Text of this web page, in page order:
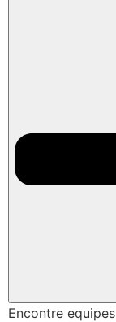
Encontre